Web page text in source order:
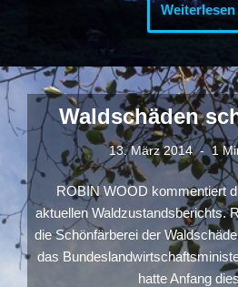
Weiterlesen
Waldschäden
13. März 2014 1
ROBIN WOOD kommentiert
aktuellen Waldzustandsberichts.
die Schönfärberei der
das
hatte Anfang